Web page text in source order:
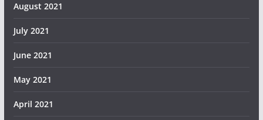
August 2021
July 2021
June 2021
May 2021
April 2021